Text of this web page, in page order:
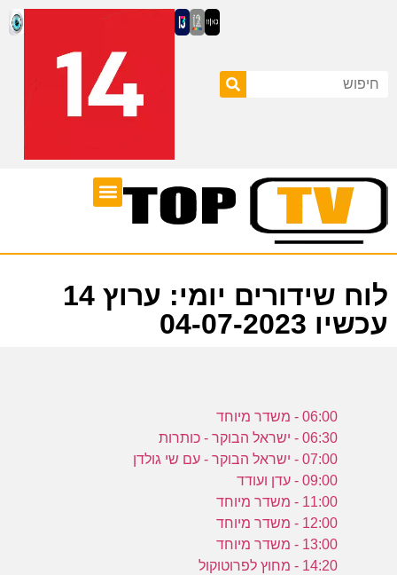
לוח שידורים יומי: ערוץ 14
עכשיו 04-07-2023
06:00 - משדר מיוחד
06:30 - ישראל הבוקר - כותרות
07:00 - ישראל הבוקר - עם שי גולדן
09:00 - עדן ועודד
11:00 - משדר מיוחד
12:00 - משדר מיוחד
13:00 - משדר מיוחד
14:20 - מחוץ לפרוטוקול